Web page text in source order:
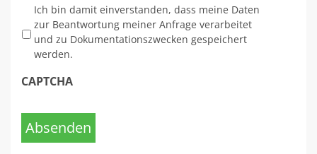
Ich bin damit einverstanden, dass meine Daten
zur Beantwortung meiner Anfrage verarbeitet
und zu Dokumentationszwecken gespeichert
werden.
CAPTCHA
Absenden